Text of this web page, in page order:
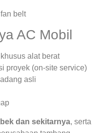
belt
AC Mobil
alat berat
proyek (on-site service)
asli
dan sekitarnya, serta